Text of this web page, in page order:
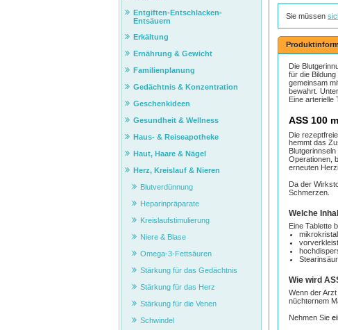
Sie müssen
Die
für die
gemeinsam
bewahrt.
Eine arterielle
ASS 100
Die
hemmt das
Operationen,
erneuten
Da der
Schmerzen.
Welche
Eine Tablette
Wie wird
Wenn der
nüchternem
Nehmen Sie
Entgiften-Entschlacken-
Entsäuern
Erkältung
Ernährung & Gewicht
Familienplanung
Gedächtnis & Konzentration
Geschenkideen
Gesundheit & Wellness
Haus- & Reiseapotheke
Haut, Haare & Nägel
Herz, Kreislauf & Nieren
Blutverdünnung
Heparinpräparate
Kreislaufstimulierung
Niere & Blase
Omega-3-Fettsäuren
Stärkung für das Gedächtnis
Stärkung für das Herz
Stärkung für die Venen
Schwindel